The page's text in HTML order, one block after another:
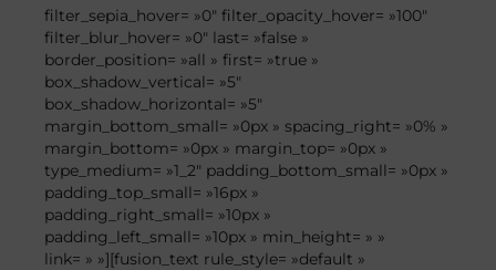
filter_sepia_hover= »0″ filter_opacity_hover= »100″
filter_blur_hover= »0″ last= »false »
border_position= »all » first= »true »
box_shadow_vertical= »5″
box_shadow_horizontal= »5″
margin_bottom_small= »0px » spacing_right= »0% »
margin_bottom= »0px » margin_top= »0px »
type_medium= »1_2″ padding_bottom_small= »0px »
padding_top_small= »16px »
padding_right_small= »10px »
padding_left_small= »10px » min_height= » »
link= » »][fusion_text rule_style= »default »